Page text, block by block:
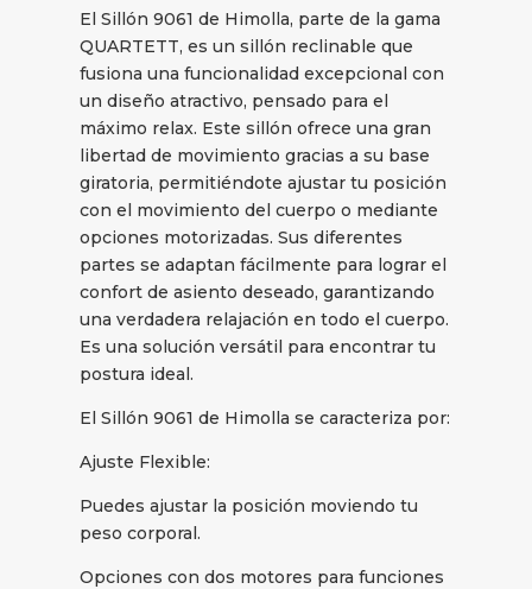
El Sillón 9061 de Himolla, parte de la gama
QUARTETT, es un sillón reclinable que
fusiona una funcionalidad excepcional con
un diseño atractivo, pensado para el
máximo relax. Este sillón ofrece una gran
libertad de movimiento gracias a su base
giratoria, permitiéndote ajustar tu posición
con el movimiento del cuerpo o mediante
opciones motorizadas. Sus diferentes
partes se adaptan fácilmente para lograr el
confort de asiento deseado, garantizando
una verdadera relajación en todo el cuerpo.
Es una solución versátil para encontrar tu
postura ideal.
El Sillón 9061 de Himolla se caracteriza por:
Ajuste Flexible:
Puedes ajustar la posición moviendo tu
peso corporal.
Opciones con dos motores para funciones